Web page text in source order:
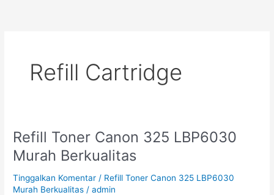
Refill Cartridge
Refill Toner Canon 325 LBP6030
Murah Berkualitas
Tinggalkan Komentar / Refill Toner Canon 325 LBP6030
Murah Berkualitas /admin
Refill
Toner
Canon
325
LBP6030